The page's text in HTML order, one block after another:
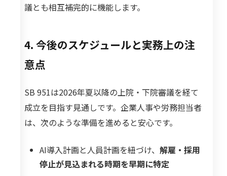
議とも相互補完的に機能します。
4. 今後のスケジュールと実務上の注
意点
SB 951は2026年夏以降の上院・下院審議を経て
成立を目指す見通しです。企業人事や労務担当者
は、次のような準備を進めると安心です。
AI導入計画と人員計画を紐づけ、 解雇・採用
停止が見込まれる時期を早期に特定